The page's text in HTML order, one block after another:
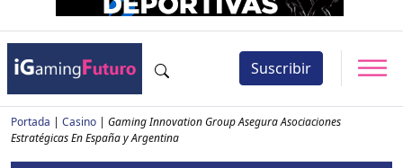
Suscribir
Portada | Casino | Gaming Innovation Group Asegura Asociaciones
Estratégicas En España y Argentina